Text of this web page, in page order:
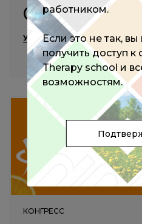
09:00 - 19:00 (мск)
Участие бесплатное
КОНГРЕСС
работником.
Если это не так,
получить доступ к
Therapy school и
возможностям.